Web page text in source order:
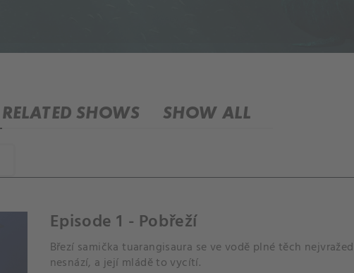
RELATED SHOWS SHOW ALL
Episode 1 - Pobřeží
Březí samička tuarangisaura se ve vodě plné těch
nesnází, a její mládě to vycítí.